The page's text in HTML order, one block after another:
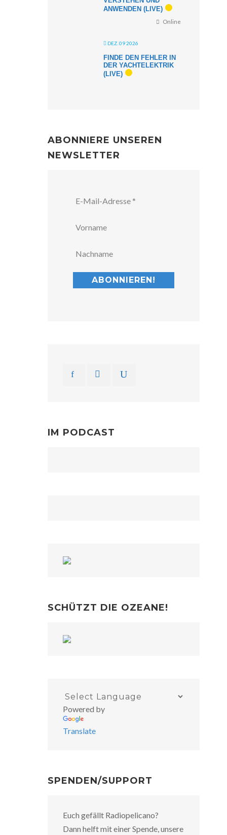
ANWENDEN (LIVE)
Online
DEZ. 09 2026
FINDE DEN FEHLER IN
DER YACHTELEKTRIK
(LIVE)
ABONNIERE UNSEREN
NEWSLETTER
IM PODCAST
SCHÜTZT DIE OZEANE!
Powered by
Translate
SPENDEN/SUPPORT
Euch gefällt Radiopelicano?
Dann helft mit einer Spende, unsere